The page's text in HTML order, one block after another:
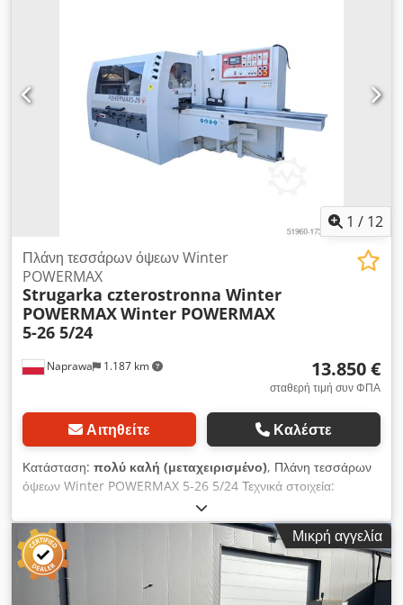
με αλυσίδες Αντλία λίπανσης τραπεζιού εργασίας Dksdpfx
Aijyhndro Uer Πίεση: 6 atm. Ηλεκτρική ανύψωση σώματος
Τροφοδοσία: 400 V Συνολική ισχύς: 33 kW Συνολικές
διαστάσεις: Μήκος: 5000 mm Πλάτος: 1300 mm Ύψος: 1560
1 / 12
Naprawa 1.187 km
Πλάνη τεσσάρων όψεων Winter
POWERMAX
Strugarka czterostronna Winter
POWERMAXWinter POWERMAX
5-26 5/24
13.850 €
σταθερή τιμή συν ΦΠΑ
Αιτηθείτε Καλέστε
Κατάσταση: πολύ καλή (μεταχειρισμένο), Πλάνη τεσσάρων
όψεων Winter POWERMAX 5-26 5/24 Τεχνικά στοιχεία:
Μέγιστο πλάτος πλάνισης: 260 mm Μέγιστο ύψος πλάνισης:
260 mm: 130 mm Διάμετρος ατράκτου: 40 mm Αριθμός
ατράκτων: 5 Σειρά ατράκτων: Κάτω: 5,5 kW δεξιά: 5,5 kW
αριστερά: 5,5 kW πάνω: 7,5 kW κάτω: 5,5 kW Κάθε άξονας σε
ξεχωριστό κινητήρα οδοντωτός κύλινδρος στο τραπέζι
μπροστά από την πρώτη κεφαλή Αριθμός χαλύβδινων
Μικρή αγγελία